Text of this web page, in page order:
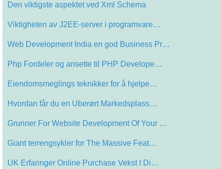
Den viktigste aspektet ved Xml Schema
Viktigheten av J2EE-server i programvare…
Web Development India en god Business Pr…
Php Fordeler og ansette til PHP Develope…
Eiendomsmeglings teknikker for å hjelpe…
Hvordan får du en Uberørt Markedsplass…
Grunner For Website Development Of Your …
Giant terrengsykler for The Massive Feat…
UK Erfaringer Online Purchase Vekst I Di…